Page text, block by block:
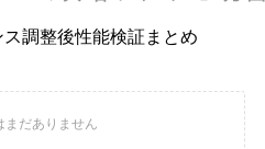
調整後性能検証まとめ